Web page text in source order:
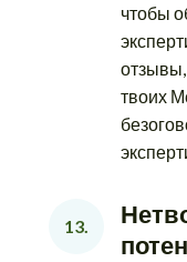
чтобы
твоих
13.